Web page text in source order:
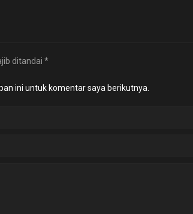
ditandai *
ini untuk komentar saya berikutnya.